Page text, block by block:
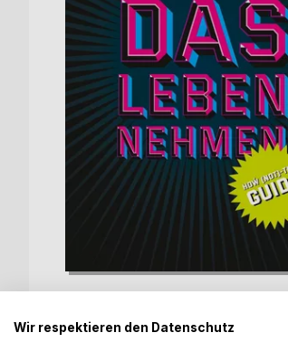
Wir respektieren den Datenschutz